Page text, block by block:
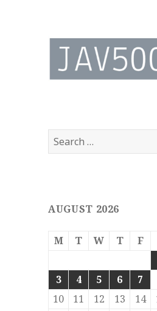
Search
for:
AUGUST 2026
M T W T F
3
4 5 6 7
10
11 12 13 14